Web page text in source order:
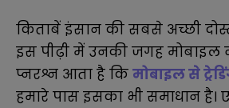
किताबें इंसान की सबसे अच्छी
इस पीढ़ी में उनकी जगह मोबाइल
प्नरश्न आता है कि मोबाइल से
हमारे पास इसका भी समाधान है।